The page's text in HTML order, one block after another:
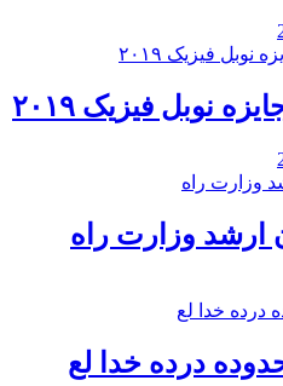
نوبل فیزیک ۲۰۱۹
ارشد وزارت راه
درده خدا لع